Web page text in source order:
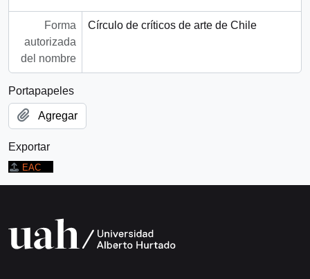
Forma
autorizada
del nombre
Círculo de críticos de arte de Chile
Portapapeles
Agregar
Exportar
EAC